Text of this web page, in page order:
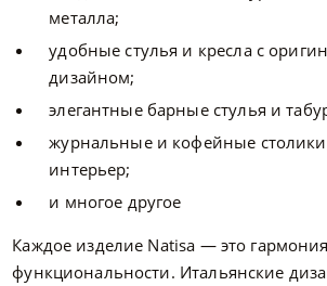
металла;
удобные стулья и кресла с
дизайном;
элегантные барные стулья и
журнальные и кофейные
интерьер;
и многое другое
Каждое изделие Natisa — это
функциональности. Итальянские